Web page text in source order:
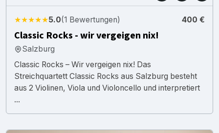
★★★★★5.0(1 Bewertungen) 400 €
Classic Rocks - wir vergeigen nix!
Salzburg
Classic Rocks – Wir vergeigen nix! Das
Streichquartett Classic Rocks aus Salzburg besteht
aus 2 Violinen, Viola und Violoncello und interpretiert
...